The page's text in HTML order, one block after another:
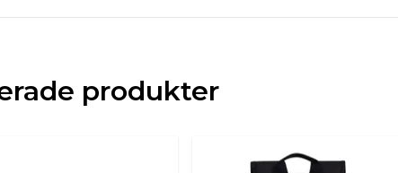
produkter